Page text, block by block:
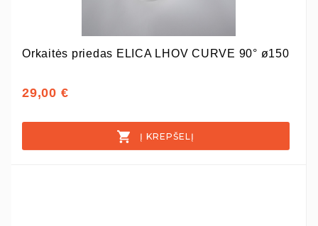
Orkaitės priedas ELICA LHOV CURVE 90° ø150
29,00 €
Į KREPŠELĮ